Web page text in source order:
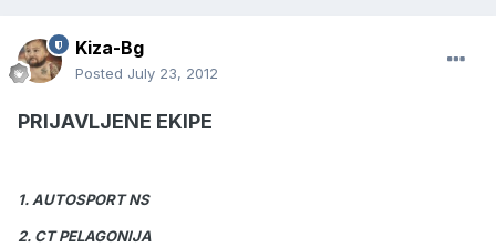
Kiza-Bg
Posted July 23, 2012
PRIJAVLJENE EKIPE
1. AUTOSPORT NS
2. CT PELAGONIJA